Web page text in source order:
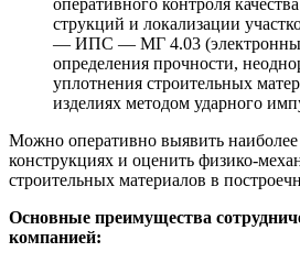
струкций и локализации
— ИПС — МГ 4.03
определения прочности,
уплотнения строительных
изделиях методом ударного
Можно оперативно выявить наиболее
конструкциях и оценить физико-
строительных материалов в
Основные преимущества
компанией: